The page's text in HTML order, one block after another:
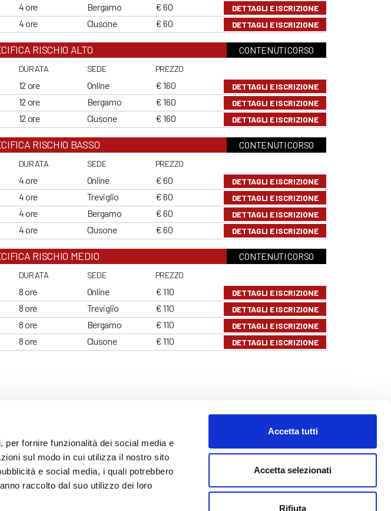
fornire funzionalità dei social media e
sul modo in cui utilizza il nostro sito
e social media, i quali potrebbero
raccolto dal suo utilizzo dei loro
Accetta tutti
Accetta selezionati
Rifiuta
4 ore Bergamo € 60 DETTAGLI E ISCRIZIONE
4 ore Clusone € 60 DETTAGLI E ISCRIZIONE
RISCHIO ALTO CONTENUTI CORSO
DURATA SEDE PREZZO
12 ore Online € 160 DETTAGLI E ISCRIZIONE
12 ore Bergamo € 160 DETTAGLI E ISCRIZIONE
12 ore Clusone € 160 DETTAGLI E ISCRIZIONE
RISCHIO BASSO CONTENUTI CORSO
DURATA SEDE PREZZO
4 ore Online € 60 DETTAGLI E ISCRIZIONE
4 ore Treviglio € 60 DETTAGLI E ISCRIZIONE
4 ore Bergamo € 60 DETTAGLI E ISCRIZIONE
4 ore Clusone € 60 DETTAGLI E ISCRIZIONE
RISCHIO MEDIO CONTENUTI CORSO
DURATA SEDE PREZZO
8 ore Online € 110 DETTAGLI E ISCRIZIONE
8 ore Treviglio € 110 DETTAGLI E ISCRIZIONE
8 ore Bergamo € 110 DETTAGLI E ISCRIZIONE
8 ore Clusone € 110 DETTAGLI E ISCRIZIONE
Bergamo (BG) - Email: info@abf.eu